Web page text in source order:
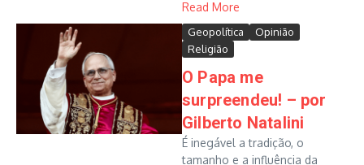
Read More
Geopolítica
Opinião
Religião
O Papa me
surpreendeu! – por
Gilberto Natalini
É inegável a tradição, o
tamanho e a influência da